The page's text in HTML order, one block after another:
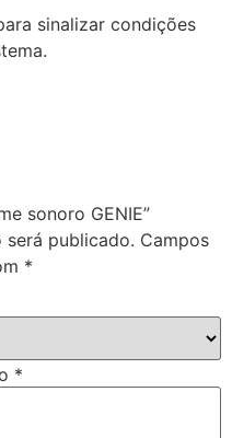
sinalizar condições
sonoro GENIE”
será publicado. Campos
*
*